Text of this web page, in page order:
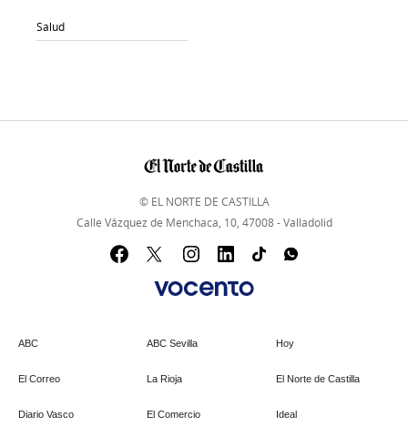
Salud
© EL NORTE DE CASTILLA
Calle Vázquez de Menchaca, 10, 47008 - Valladolid
ABC ABC Sevilla Hoy
El Correo La Rioja El Norte de Castilla
Diario Vasco El Comercio Ideal